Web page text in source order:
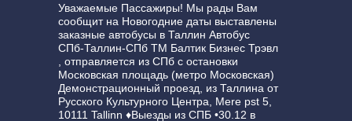
Уважаемые Пассажиры! Мы рады Вам
сообщит на Новогодние даты выставлены
заказные автобусы в Таллин Автобус
СПб-Таллин-СПб ТМ Балтик Бизнес Трэвл
, отправляется из СПб с остановки
Московская площадь (метро Московская)
Демонстрационный проезд, из Таллина от
Русского Культурного Центра, Mere pst 5,
10111 Tallinn ♦Выезды из СПБ •30.12 в